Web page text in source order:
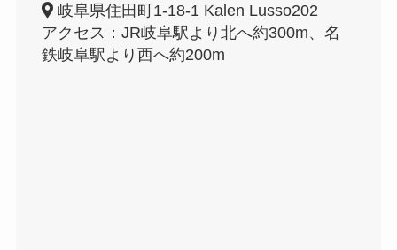
岐阜県住田町1-18-1 Kalen Lusso202
アクセス：JR岐阜駅より北へ約300m、名
鉄岐阜駅より西へ約200m